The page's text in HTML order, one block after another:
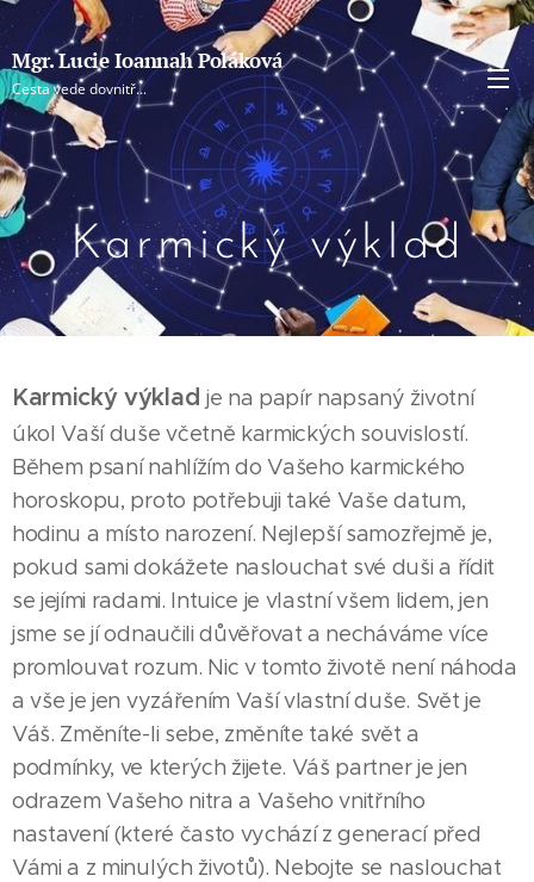
Mgr. Lucie Ioannah Poláková
Cesta vede dovnitř...
Karmický výklad
Karmický výklad je na papír napsaný životní
úkol Vaší duše včetně karmických souvislostí.
Během psaní nahlížím do Vašeho karmického
horoskopu, proto potřebuji také Vaše datum,
hodinu a místo narození. Nejlepší samozřejmě je,
pokud sami dokážete naslouchat své duši a řídit
se jejími radami. Intuice je vlastní všem lidem, jen
jsme se jí odnaučili důvěřovat a necháváme více
promlouvat rozum. Nic v tomto životě není náhoda
a vše je jen vyzářením Vaší vlastní duše. Svět je
Váš. Změníte-li sebe, změníte také svět a
podmínky, ve kterých žijete. Váš partner je jen
odrazem Vašeho nitra a Vašeho vnitřního
nastavení (které často vychází z generací před
Vámi a z minulých životů). Nebojte se naslouchat